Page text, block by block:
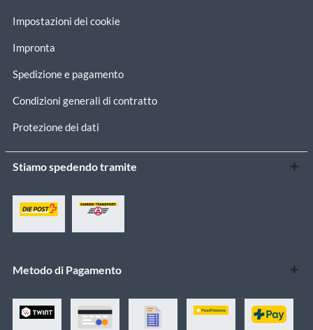
Impostazioni dei cookie
Impronta
Spedizione e pagamento
Condizioni generali di contratto
Protezione dei dati
Stiamo spedendo tramite
Metodo di Pagamento